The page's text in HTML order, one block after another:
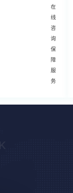
在
线
咨
询
保
障
服
务